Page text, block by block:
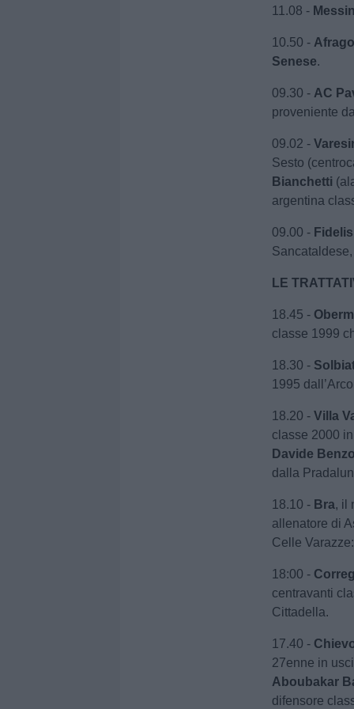
11.08 -
10.50 -
Senese.
09.30 - AC
proveniente
09.02 -
Sesto
Bianchetti
argentina
09.00 -
LE
18.45 -
classe 1999
18.30 -
1995
18.20 -Villa
classe 2000
Davide
dalla
18.10 - Bra, il
allenatore di
Celle
18:00 -
centravanti
Cittadella.
17.40 -
27enne in
Aboubakar
difensore